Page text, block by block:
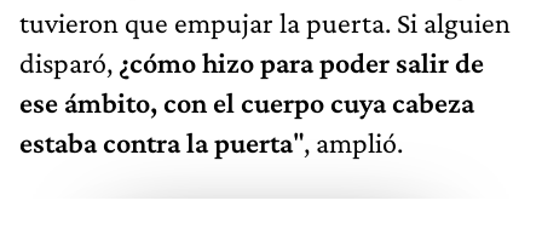
tuvieron que empujar la puerta. Si alguien
disparó, ¿cómo hizo para poder salir de
ese ámbito, con el cuerpo cuya cabeza
estaba contra la puerta", amplió.